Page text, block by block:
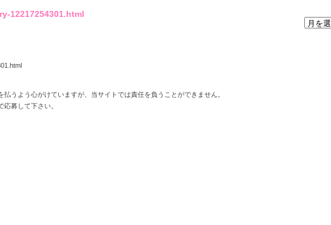
12217254301.html
うよう心がけていますが、当サイトでは責任を負うことができません。
募して下さい。